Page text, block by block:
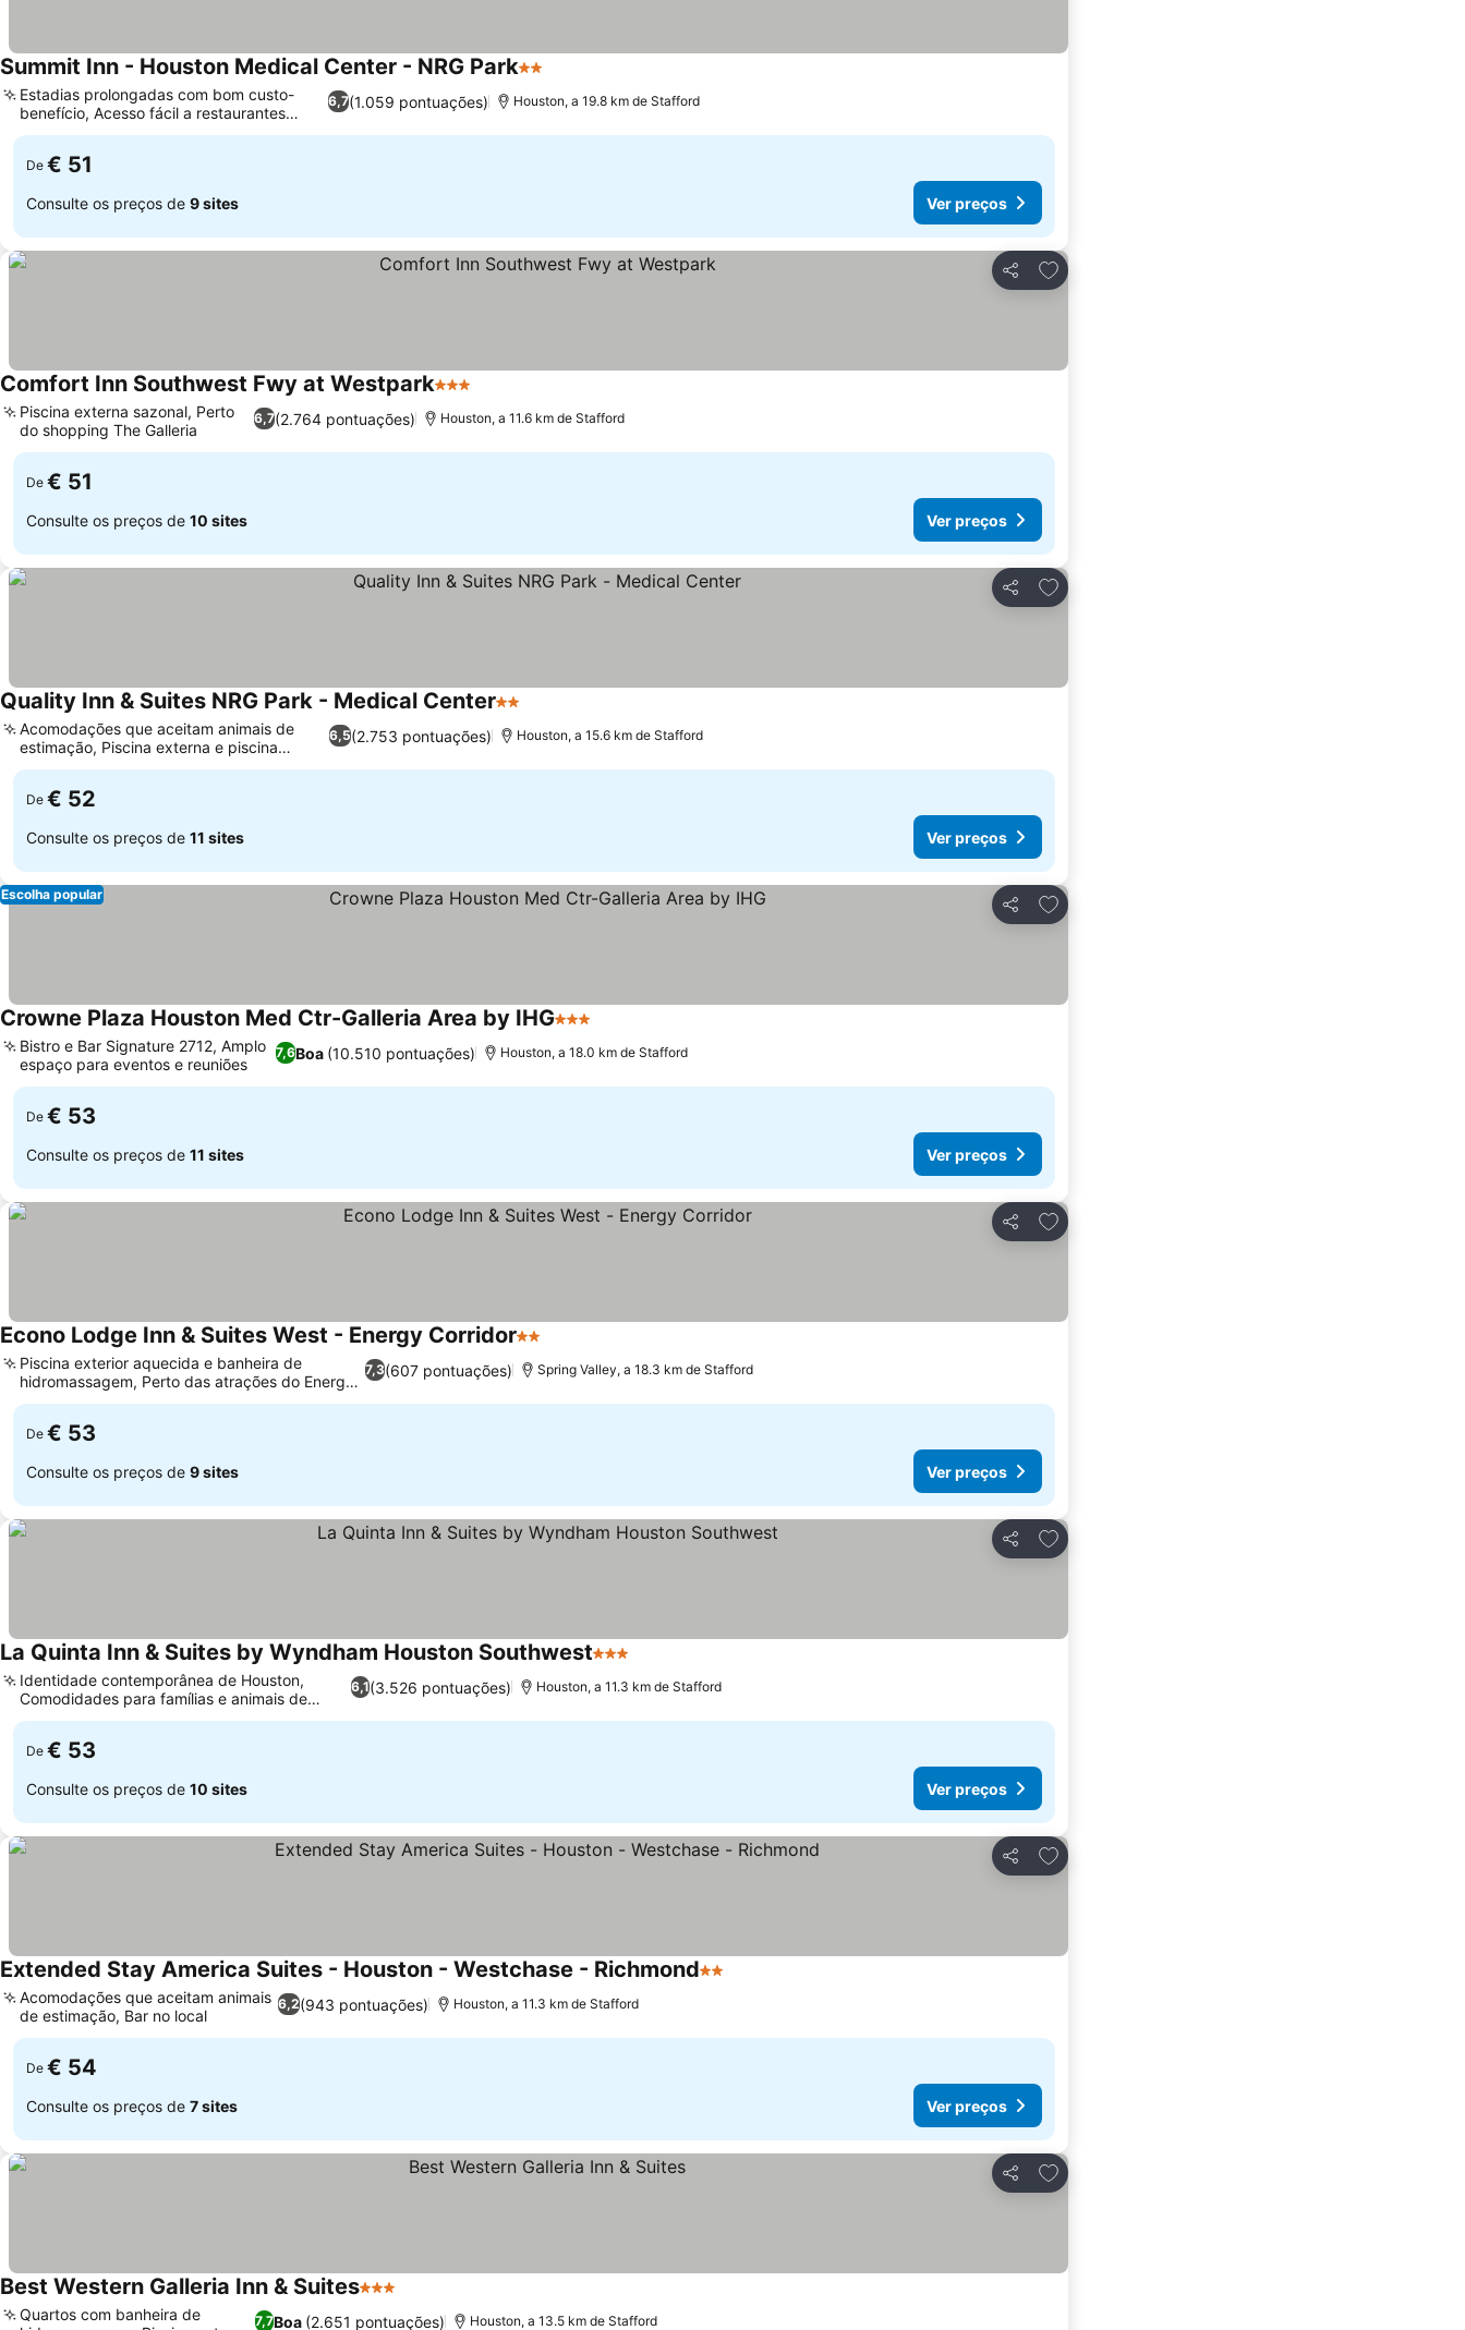
Summit Inn - Houston Medical Center - NRG Park2 Estrelas
6,7(1.059 pontuações)
Estadias prolongadas com bom custo-
benefício, Acesso fácil a restaurantes
locais
Houston, a 19.8 km de Stafford
De € 51
Consulte os preços de 9 sites Ver preços
Partilhar
Adicionar aos favoritos
Comfort Inn Southwest Fwy at Westpark3 Estrelas
6,7(2.764 pontuações)
Piscina externa sazonal, Perto
do shopping The Galleria
Houston, a 11.6 km de Stafford
De € 51
Consulte os preços de 10 sites Ver preços
Partilhar
Adicionar aos favoritos
Quality Inn & Suites NRG Park - Medical Center2 Estrelas
6,5(2.753 pontuações)
Acomodações que aceitam animais de
estimação, Piscina externa e piscina
infantil
Houston, a 15.6 km de Stafford
De € 52
Consulte os preços de 11 sites Ver preços
Partilhar
Adicionar aos favoritos
Escolha popular
Crowne Plaza Houston Med Ctr-Galleria Area by IHG3 Estrelas
7,6Boa (10.510 pontuações)
Bistro e Bar Signature 2712, Amplo
espaço para eventos e reuniões
Houston, a 18.0 km de Stafford
De € 53
Consulte os preços de 11 sites Ver preços
Partilhar
Adicionar aos favoritos
Econo Lodge Inn & Suites West - Energy Corridor2 Estrelas
7,3(607 pontuações)
Piscina exterior aquecida e banheira de
hidromassagem, Perto das atrações do Energy
Corridor
Spring Valley, a 18.3 km de Stafford
De € 53
Consulte os preços de 9 sites Ver preços
Partilhar
Adicionar aos favoritos
La Quinta Inn & Suites by Wyndham Houston Southwest3 Estrelas
6,1(3.526 pontuações)
Identidade contemporânea de Houston,
Comodidades para famílias e animais de
estimação
Houston, a 11.3 km de Stafford
De € 53
Consulte os preços de 10 sites Ver preços
Partilhar
Adicionar aos favoritos
Extended Stay America Suites - Houston - Westchase - Richmond2 Estrelas
6,2(943 pontuações)
Acomodações que aceitam animais
de estimação, Bar no local
Houston, a 11.3 km de Stafford
De € 54
Consulte os preços de 7 sites Ver preços
Partilhar
Adicionar aos favoritos
Best Western Galleria Inn & Suites3 Estrelas
7,7Boa (2.651 pontuações)
Quartos com banheira de
Houston, a 13.5 km de Stafford